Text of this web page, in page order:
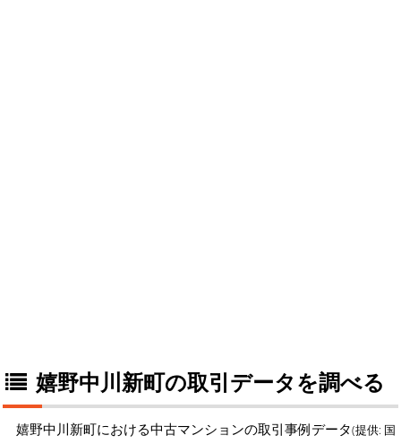
嬉野中川新町の取引データを調べる
嬉野中川新町における中古マンションの取引事例データ(提供: 国